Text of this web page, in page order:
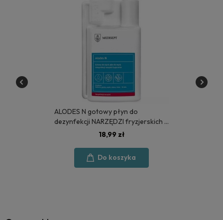
ALODES N gotowy płyn do
dezynfekcji NARZĘDZI fryzjerskich 1
litr - MEDISEPT18,99 zł
Do koszyka